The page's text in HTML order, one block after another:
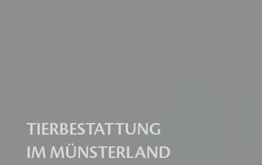
TIERBESTATTUNG
IM MÜNSTERLAND